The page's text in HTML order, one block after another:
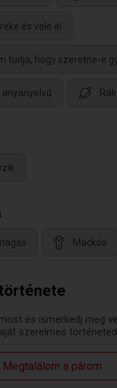
és ismerkedj meg
szerelmes
Megtalálom a párom
és vele él
tudja, hogy szeretne-e
anyanyelvű
Mackós